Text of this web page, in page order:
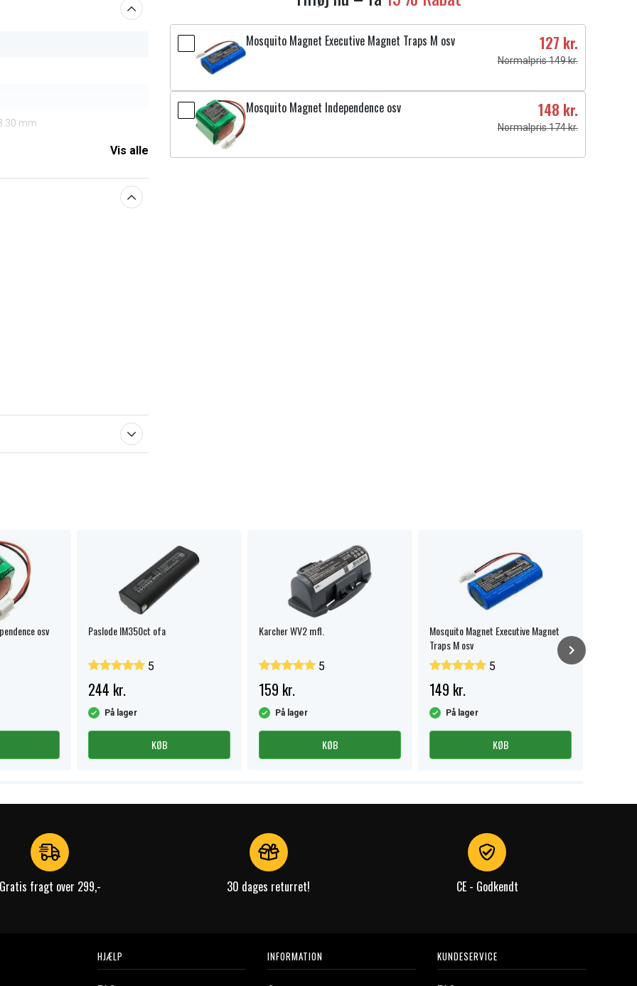
mm
Vis alle
Mosquito Magnet Executive Magnet Traps M osv 127 kr.
Normalpris 149 kr.
Mosquito Magnet Independence osv 148 kr.
Normalpris 174 kr.
osv Paslode IM350ct ofa
5
244 kr.
På lager
KØB
Karcher WV2 mfl.
5
159 kr.
På lager
KØB
Mosquito Magnet Executive Magnet
Traps M osv
5
149 kr.
På lager
KØB
Gratis fragt over 299,- 30 dages returret! CE - Godkendt
HJÆLP INFORMATION KUNDESERVICE